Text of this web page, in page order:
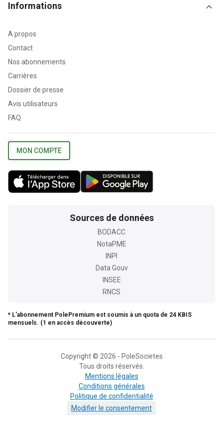
Informations
A propos
Contact
Nos abonnements
Carrières
Dossier de presse
Avis utilisateurs
FAQ
MON COMPTE
Sources de données
BODACC
NotaPME
INPI
Data Gouv
INSEE
RNCS
* L'abonnement PolePremium est soumis à un quota de 24 KBIS
mensuels. (1 en accès découverte)
Copyright © 2026 - PoleSocietes
Tous droits réservés.
Mentions légales
Conditions générales
Politique de confidentialité
Modifier le consentement